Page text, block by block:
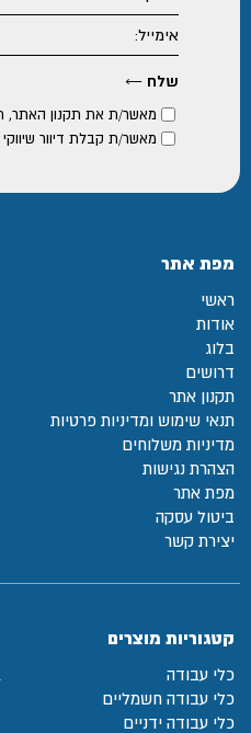
מאשר/ת את תקנון האתר,
מאשר/ת קבלת דיוור שיווקי
מפת אתר
ראשי
אודות
בלוג
דרושים
תקנון אתר
תנאי שימוש ומדיניות פרטיות
מדיניות משלוחים
הצהרת נגישות
מפת אתר
ביטול עסקה
יצירת קשר
קטגוריות מוצרים
כלי עבודה
כלי עבודה חשמליים
כלי עבודה ידניים